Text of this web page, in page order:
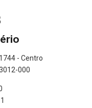
- Centro
000